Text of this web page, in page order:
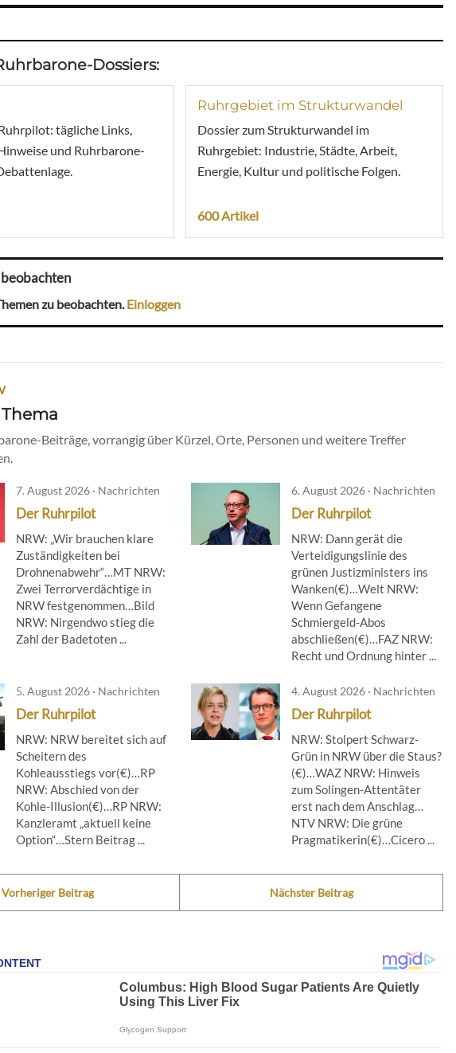
Dossiers:
tägliche Links,
und Ruhrbarone-
Ruhrgebiet im Strukturwandel
Dossier zum Strukturwandel im
Ruhrgebiet: Industrie, Städte, Arbeit,
Energie, Kultur und politische Folgen.
600 Artikel
zu beobachten.Einloggen
Beiträge, vorrangig über Kürzel, Orte, Personen und weitere Treffer
7. August 2026 · Nachrichten
Der Ruhrpilot
NRW: „Wir brauchen klare
Zuständigkeiten bei
Drohnenabwehr“…MT NRW:
Zwei Terrorverdächtige in
NRW festgenommen…Bild
NRW: Nirgendwo stieg die
Zahl der Badetoten ...
6. August 2026 · Nachrichten
Der Ruhrpilot
NRW: Dann gerät die
Verteidigungslinie des
grünen Justizministers ins
Wanken(€)…Welt NRW:
Wenn Gefangene
Schmiergeld-Abos
abschließen(€)…FAZ NRW:
Recht und Ordnung hinter ...
5. August 2026 · Nachrichten
Der Ruhrpilot
NRW: NRW bereitet sich auf
Scheitern des
Kohleausstiegs vor(€)…RP
NRW: Abschied von der
Kohle-Illusion(€)…RP NRW:
Kanzleramt „aktuell keine
Option“…Stern Beitrag ...
4. August 2026 · Nachrichten
Der Ruhrpilot
NRW: Stolpert Schwarz-
Grün in NRW über die Staus?
(€)…WAZ NRW: Hinweis
zum Solingen-Attentäter
erst nach dem Anschlag…
NTV NRW: Die grüne
Pragmatikerin(€)…Cicero ...
Vorheriger Beitrag Nächster Beitrag